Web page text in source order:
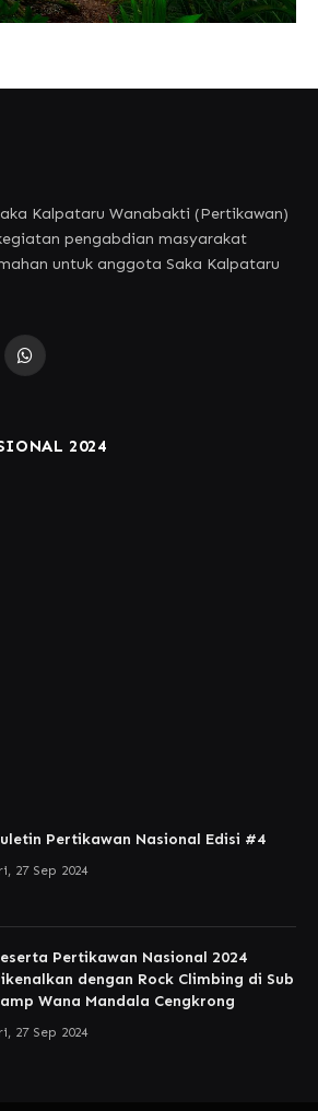
Kalpataru Wanabakti (Pertikawan)
pengabdian masyarakat
untuk anggota Saka Kalpataru
WhatsApp
2024
Pertikawan Nasional Edisi #4
27 Sep 2024
Pertikawan Nasional 2024
dengan Rock Climbing di Sub
Wana Mandala Cengkrong
27 Sep 2024